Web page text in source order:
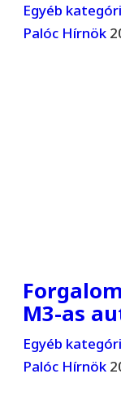
Egyéb
Palóc Hírnök
M3-as
Egyéb
Palóc Hírnök